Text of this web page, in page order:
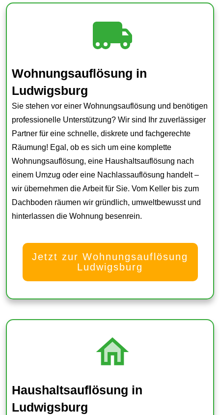
Wohnungsauflösung in
Ludwigsburg
Sie stehen vor einer Wohnungsauflösung und benötigen
professionelle Unterstützung? Wir sind Ihr zuverlässiger
Partner für eine schnelle, diskrete und fachgerechte
Räumung! Egal, ob es sich um eine komplette
Wohnungsauflösung, eine Haushaltsauflösung nach
einem Umzug oder eine Nachlassauflösung handelt –
wir übernehmen die Arbeit für Sie. Vom Keller bis zum
Dachboden räumen wir gründlich, umweltbewusst und
hinterlassen die Wohnung besenrein.
Jetzt zur Wohnungsauflösung
Ludwigsburg
Haushaltsauflösung in
Ludwigsburg